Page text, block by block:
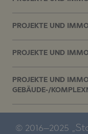
PROJEKTE UND
PROJEKTE UND
PROJEKTE UND
GEBÄUDE-/
© 2016–2025